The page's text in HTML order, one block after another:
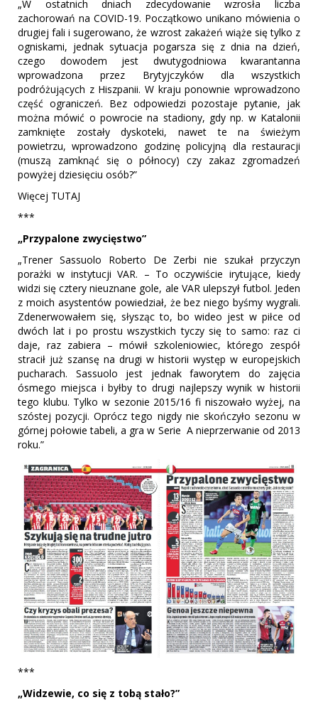
„W ostatnich dniach zdecydowanie wzrosła liczba
zachorowań na COVID-19. Początkowo unikano mówienia o
drugiej fali i sugerowano, że wzrost zakażeń wiąże się tylko z
ogniskami, jednak sytuacja pogarsza się z dnia na dzień,
czego dowodem jest dwutygodniowa kwarantanna
wprowadzona przez Brytyjczyków dla wszystkich
podróżujących z Hiszpanii. W kraju ponownie wprowadzono
część ograniczeń. Bez odpowiedzi pozostaje pytanie, jak
można mówić o powrocie na stadiony, gdy np. w Katalonii
zamknięte zostały dyskoteki, nawet te na świeżym
powietrzu, wprowadzono godzinę policyjną dla restauracji
(muszą zamknąć się o północy) czy zakaz zgromadzeń
powyżej dziesięciu osób?”
Więcej TUTAJ
***
„Przypalone zwycięstwo”
„Trener Sassuolo Roberto De Zerbi nie szukał przyczyn
porażki w instytucji VAR. – To oczywiście irytujące, kiedy
widzi się cztery nieuznane gole, ale VAR ulepszył futbol. Jeden
z moich asystentów powiedział, że bez niego byśmy wygrali.
Zdenerwowałem się, słysząc to, bo wideo jest w piłce od
dwóch lat i po prostu wszystkich tyczy się to samo: raz ci
daje, raz zabiera – mówił szkoleniowiec, którego zespół
stracił już szansę na drugi w historii występ w europejskich
pucharach. Sassuolo jest jednak faworytem do zajęcia
ósmego miejsca i byłby to drugi najlepszy wynik w historii
tego klubu. Tylko w sezonie 2015/16 fi niszowało wyżej, na
szóstej pozycji. Oprócz tego nigdy nie skończyło sezonu w
górnej połowie tabeli, a gra w Serie A nieprzerwanie od 2013
roku.”
***
„Widzewie, co się z tobą stało?”